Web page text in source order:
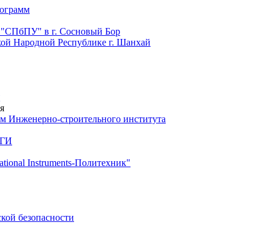
"СПбПУ" в г. Сосновый Бор
Народной Республике г. Шанхай
строительного института
Instruments-Политехник"
безопасности